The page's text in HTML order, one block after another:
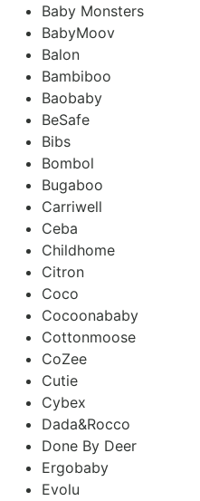
Baby Monsters
BabyMoov
Balon
Bambiboo
Baobaby
BeSafe
Bibs
Bombol
Bugaboo
Carriwell
Ceba
Childhome
Citron
Coco
Cocoonababy
Cottonmoose
CoZee
Cutie
Cybex
Dada&Rocco
Done By Deer
Ergobaby
Evolu